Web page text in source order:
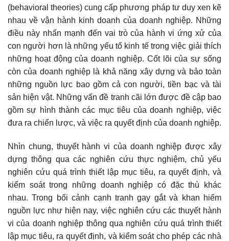
(behavioral theories) cung cấp phương pháp tư duy xen kẽ
nhau về vận hành kinh doanh của doanh nghiệp. Những
điều này nhấn mạnh đến vai trò của hành vi ứng xử của
con người hơn là những yếu tố kinh tế trong việc giải thích
những hoạt động của doanh nghiệp. Cốt lõi của sự sống
còn của doanh nghiệp là khả năng xây dựng và bảo toàn
những nguồn lực bao gồm cả con người, tiền bạc và tài
sản hiện vật. Những vấn đề tranh cãi lớn được đề cập bao
gồm sự hình thành các mục tiêu của doanh nghiệp, việc
đưa ra chiến lược, và việc ra quyết định của doanh nghiệp.
Nhìn chung, thuyết hành vi của doanh nghiệp được xây
dựng thông qua các nghiên cứu thực nghiệm, chủ yếu
nghiên cứu quá trình thiết lập mục tiêu, ra quyết định, và
kiểm soát trong những doanh nghiệp có đặc thù khác
nhau. Trong bối cảnh cạnh tranh gay gắt và khan hiếm
nguồn lực như hiện nay, việc nghiên cứu các thuyết hành
vi của doanh nghiệp thông qua nghiên cứu quá trình thiết
lập mục tiêu, ra quyết định, và kiểm soát cho phép các nhà